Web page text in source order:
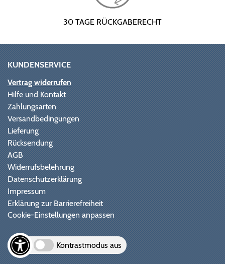
30 TAGE RÜCKGABERECHT
KUNDENSERVICE
Vertrag widerrufen
Hilfe und Kontakt
Zahlungsarten
Versandbedingungen
Lieferung
Rücksendung
AGB
Widerrufsbelehrung
Datenschutzerklärung
Impressum
Erklärung zur Barrierefreiheit
Cookie-Einstellungen anpassen
Kontrastmodus aus